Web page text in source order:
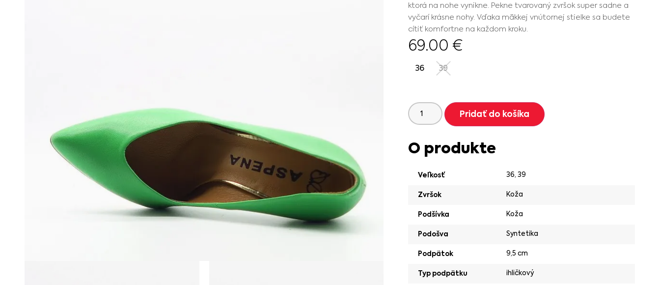
ktorá na nohe vynikne. Pekne tvarovaný zvršok super sadne a
vyčarí krásne nohy. Vďaka mäkkej vnútornej stielke sa budete
cítiť komfortne na každom kroku.
69.00€
36 39
Pridať do košíka
O produkte
Veľkosť 36,39
Zvršok Koža
Podšívka Koža
Podošva Syntetika
Podpätok 9,5 cm
Typ podpätku ihličkový